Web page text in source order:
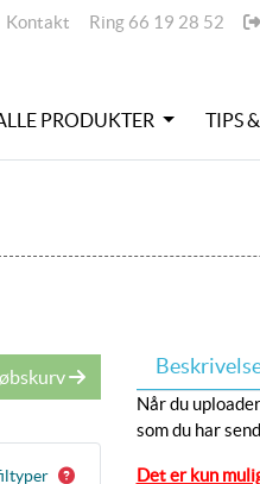
Kontakt
Kontakt Ring 66 19 28 52
PRODUKTER TIPS
Når du
som du har
Det er kun